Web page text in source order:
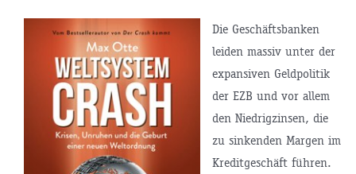
Die Geschäftsbanken
leiden massiv unter der
expansiven Geldpolitik
der EZB und vor allem
den Niedrigzinsen, die
zu sinkenden Margen im
Kreditgeschäft führen.